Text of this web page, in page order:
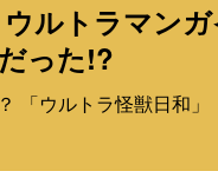
ウルトラマン
った!?
「ウルトラ怪獣日和」